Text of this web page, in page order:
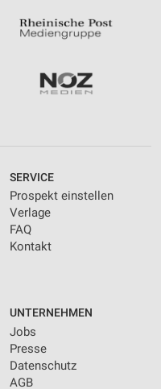
SERVICE
Prospekt einstellen
Verlage
FAQ
Kontakt
UNTERNEHMEN
Jobs
Presse
Datenschutz
AGB